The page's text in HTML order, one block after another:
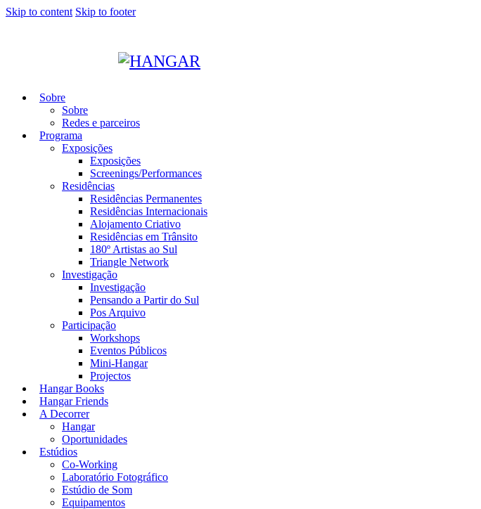
Skip to content Skip to footer
Sobre
Sobre
Redes e parceiros
Programa
Exposições
Exposições
Screenings/Performances
Residências
Residências Permanentes
Residências Internacionais
Alojamento Criativo
Residências em Trânsito
180º Artistas ao Sul
Triangle Network
Investigação
Investigação
Pensando a Partir do Sul
Pos Arquivo
Participação
Workshops
Eventos Públicos
Mini-Hangar
Projectos
Hangar Books
Hangar Friends
A Decorrer
Hangar
Oportunidades
Estúdios
Co-Working
Laboratório Fotográfico
Estúdio de Som
Equipamentos